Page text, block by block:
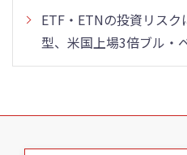
ETF・ETNの投資リス
型、米国上場3倍ブル・
こ